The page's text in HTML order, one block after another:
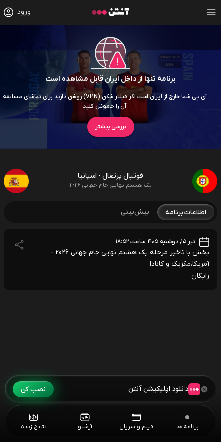
ورود
برنامه تنها از داخل ایران قابل مشاهده است
آی پی شما خارج از ایران است اگر فیلتر شکن (VPN) روشن دارید برای تماشای مسابقه
آن را خاموش کنید
بررسی بیشتر
فوتبال پرتغال - اسپانیا
یک هشتم نهایی جام جهانی 2026
اطلاعات برنامه پیش‌بینی
تیر ۱۵, دوشنبه ۱۴۰۵ ساعت ۱۸:۵۲
پخش با تاخیر مرحله یک هشتم نهایی جام جهانی 2026 -
آمریکا،مکزیک و کانادا
رایگان
برنامه ها فیلم و سریال آرشیو نتایج زنده
دانلود اپلیکیشن آنتن نصب کن